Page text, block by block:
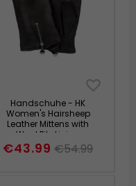
Handschuhe - HK
Women's Hairsheep
Leather Mittens with
Wool Pile Lining
(Schwarz)
€43.99 €54.99